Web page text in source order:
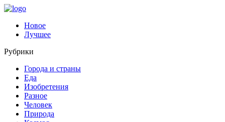
Новое
Лучшее
Рубрики
Города и страны
Еда
Изобретения
Разное
Человек
Природа